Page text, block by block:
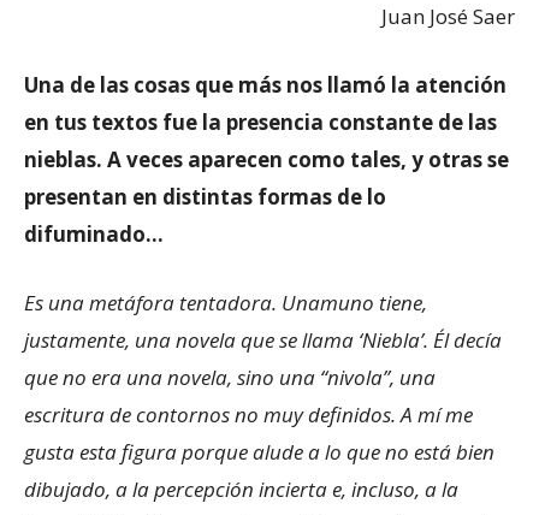
Juan José Saer
Una de las cosas que más nos llamó la atención
en tus textos fue la presencia constante de las
nieblas. A veces aparecen como tales, y otras se
presentan en distintas formas de lo
difuminado…
Es una metáfora tentadora. Unamuno tiene,
justamente, una novela que se llama ‘Niebla’. Él decía
que no era una novela, sino una “nivola”, una
escritura de contornos no muy definidos. A mí me
gusta esta figura porque alude a lo que no está bien
dibujado, a la percepción incierta e, incluso, a la